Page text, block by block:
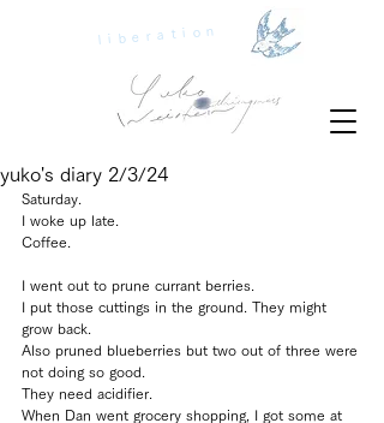
liberation
yuko's diary 2/3/24
Saturday.
I woke up late.
Coffee.
I went out to prune currant berries.
I put those cuttings in the ground. They might
grow back.
Also pruned blueberries but two out of three were
not doing so good.
They need acidifier.
When Dan went grocery shopping, I got some at